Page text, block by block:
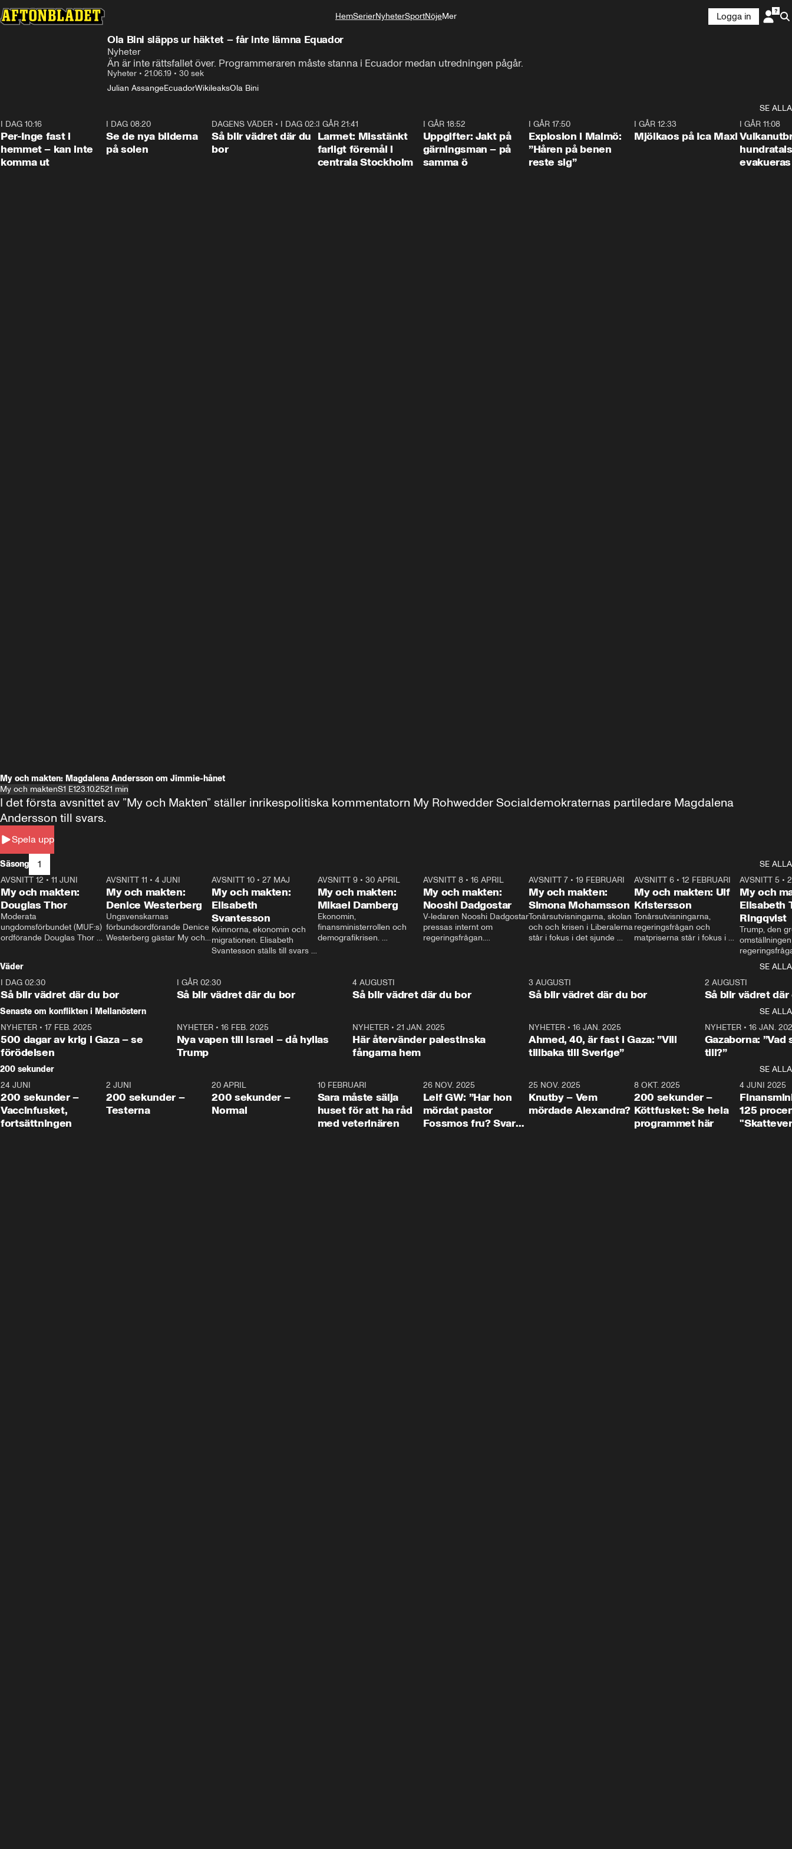
HemSerierNyheterSportNöjeMer
Logga in
Ola Bini släpps ur häktet – får inte lämna Equador
Nyheter
Än är inte rättsfallet över. Programmeraren måste stanna i Ecuador medan utredningen pågår.
Nyheter • 21.06.19 • 30 sek
Julian AssangeEcuadorWikileaksOla Bini
SE ALLA
I DAG 10:16
Per-Inge fast i
hemmet – kan inte
komma ut
I DAG 08:20
Se de nya bilderna
på solen
1:06
DAGENS VÄDER • I DAG 02:30
Så blir vädret där du
bor
I GÅR 21:41
Larmet: Misstänkt
farligt föremål i
centrala Stockholm
I GÅR 18:52
Uppgifter: Jakt på
gärningsman – på
samma ö
I GÅR 17:50
Explosion i Malmö:
”Håren på benen
reste sig”
I GÅR 12:33
Mjölkaos på Ica Maxi
I GÅR 11:08
hundratals
evakueras
My och makten: Magdalena Andersson om Jimmie-hånet
My och maktenS1 E123.10.2521 min
Spela upp
I det första avsnittet av ”My och Makten” ställer inrikespolitiska kommentatorn My Rohwedder Socialdemokraternas partiledare Magdalena
Andersson till svars.
Säsong 1
SE ALLA
26:27
AVSNITT 12 • 11 JUNI
My och makten:
Douglas Thor
Moderata
ungdomsförbundet (MUF:s)
ordförande Douglas Thor
tonårsutvisningarna och hur
Moderaterna ska locka
väljare till valet i höst.
23:40
AVSNITT 11 •4 JUNI
My och makten:
Denice Westerberg
Ungsvenskarnas
förbundsordförande Denice
Westerberg gästar My och
AVSNITT 10 •27 MAJ
My och makten:
Elisabeth
Svantesson
Kvinnorna, ekonomin och
migrationen. Elisabeth
Svantesson ställs till svars
AVSNITT 9• 30 APRIL
My och makten:
Mikael Damberg
Ekonomin,
finansministerrollen och
demografikrisen.
och Makten.
AVSNITT 8• 16 APRIL
My och makten:
Nooshi Dadgostar
V-ledaren Nooshi Dadgostar
pressas internt om
regeringsfrågan.
– Vi ställer upp i val. Ska vi
vara med så sitter vi förstås
24:30
AVSNITT 7• 19 FEBRUARI
My och makten:
Simona Mohamsson
Tonårsutvisningarna, skolan
och och krisen i Liberalerna
står i fokus i det sjunde
kommentator My
Rohwedder ställer
utbildnings- och
Mohamsson till svars.
27:30
AVSNITT 6 •12 FEBRUARI
My och makten: Ulf
Kristersson
Tonårsutvisningarna,
regeringsfrågan och
matpriserna står i fokus i
Rohwedder ställer
statsminister Ulf Kristersson
AVSNITT 5 •
My och
Elisabeth
Ringqvist
Trump, den
centrum i
avsnittet av
Makten”. Se
Aftonbladets
Rohwedder
Thand Ring
Väder
SE ALLA
I DAG 02:30
Så blir vädret där du bor
1:06
I GÅR 02:30
Så blir vädret där du bor
4 AUGUSTI
Så blir vädret där du bor
3 AUGUSTI
Så blir vädret där du bor
2 AUGUSTI
Så blir vädret där
Senaste om konflikten i Mellanöstern
SE ALLA
NYHETER • 17 FEB. 2025
500 dagar av krig i Gaza – se
förödelsen
NYHETER• 16 FEB. 2025
Nya vapen till Israel – då hyllas
Trump
NYHETER •21 JAN. 2025
Här återvänder palestinska
fångarna hem
NYHETER• 16 JAN. 2025
Ahmed, 40, är fast i Gaza: ”Vill
tillbaka till Sverige”
NYHETER• 16 JAN.
Gazaborna:
till?”
200 sekunder
SE ALLA
5:00
24 JUNI
200 sekunder –
Vaccinfusket,
fortsättningen
4:23
2 JUNI
200 sekunder –
Testerna
20 APRIL
200 sekunder –
Normal
10 FEBRUARI
Sara måste sälja
huset för att ha råd
med veterinären
26 NOV. 2025
Leif GW: ”Har hon
mördat pastor
Fossmos fru? Svar
31:05
25 NOV. 2025
Knutby – Vem
mördade Alexandra?
4:29
8 OKT. 2025
200 sekunder –
Köttfusket: Se hela
programmet här
4 JUNI 2025
125